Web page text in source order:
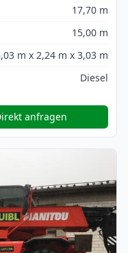
17,70 m
15,00 m
m x 2,24 m x 3,03 m
Diesel
anfragen